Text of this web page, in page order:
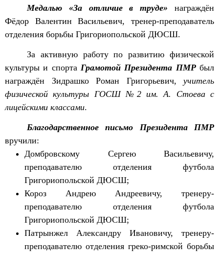
Медалью «За отличие в труде» награждён
Фёдор Валентин Васильевич, тренер-преподаватель
отделения борьбы Григориопольской ДЮСШ.
За активную работу по развитию физической
культуры и спорта Грамотой Президента ПМРбыл
награждён Зидрашко Роман Григорьевич, учитель
физической культуры ГОСШ №2 им. А. Стоева с
лицейскими классами.
Благодарственное письмо Президента ПМР
вручили:
Домбровскому Сергею Васильевичу,
преподавателю отделения футбола
Григориопольской ДЮСШ;
Короз Андрею Андреевичу, тренеру-
преподавателю отделения футбола
Григориопольской ДЮСШ;
Патрынжел Александру Ивановичу, тренеру-
преподавателю отделения греко-римской борьбы